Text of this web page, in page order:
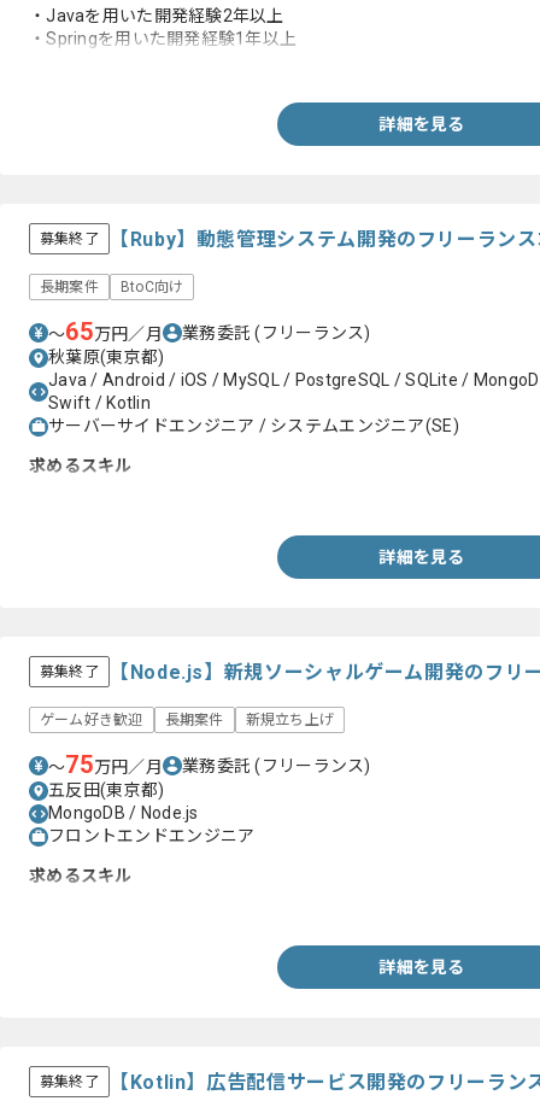
・Javaを用いた開発経験2年以上
・Springを用いた開発経験1年以上
詳細を見る
募集終了 【Ruby】動態管理システム開発のフリーラン
長期案件 BtoC向け
〜65万円／月 業務委託(フリーランス)
秋葉原(東京都)
Java / Android / iOS / MySQL / PostgreSQL / SQLite /
Swift / Kotlin
サーバーサイドエンジニア / システムエンジニア(SE)
求めるスキル
詳細を見る
募集終了 【Node.js】新規ソーシャルゲーム開発のフリ
ゲーム好き歓迎 長期案件 新規立ち上げ
〜75万円／月 業務委託(フリーランス)
五反田(東京都)
MongoDB / Node.js
フロントエンドエンジニア
求めるスキル
詳細を見る
募集終了 【Kotlin】広告配信サービス開発のフリーラン